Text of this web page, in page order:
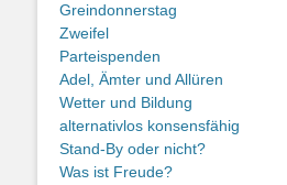
Greindonnerstag
Zweifel
Parteispenden
Adel, Ämter und Allüren
Wetter und Bildung
alternativlos konsensfähig
Stand-By oder nicht?
Was ist Freude?